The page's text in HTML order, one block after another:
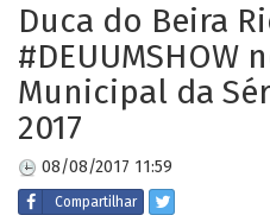
Duca do Beira
#DEUUMSHOW
Municipal da
2017
08/08/2017 11:59
Compartilhar